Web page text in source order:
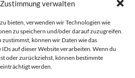
verwalten
bieten, verwenden wir Technologien wie
zu speichern und/oder darauf zuzugreifen.
können wir Daten wie das
auf dieser Website verarbeiten. Wenn du
oder zurückziehst, können bestimmte
werden.